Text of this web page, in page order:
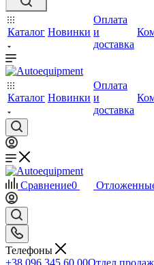
Каталог Новинки
Оплата
и
доставка
Каталог Новинки
Оплата
и
доставка
Сравнение0
Телефоны
+38 096 345 60 00Отдел продаж